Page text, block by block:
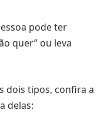
pode ter
quer” ou leva
dois tipos, confira a
delas: